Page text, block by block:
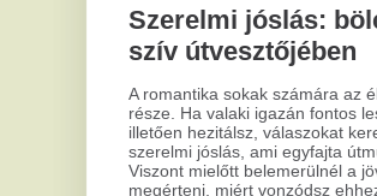
így karbantartásuk is külön eljárásokat
helyesen eljárni?